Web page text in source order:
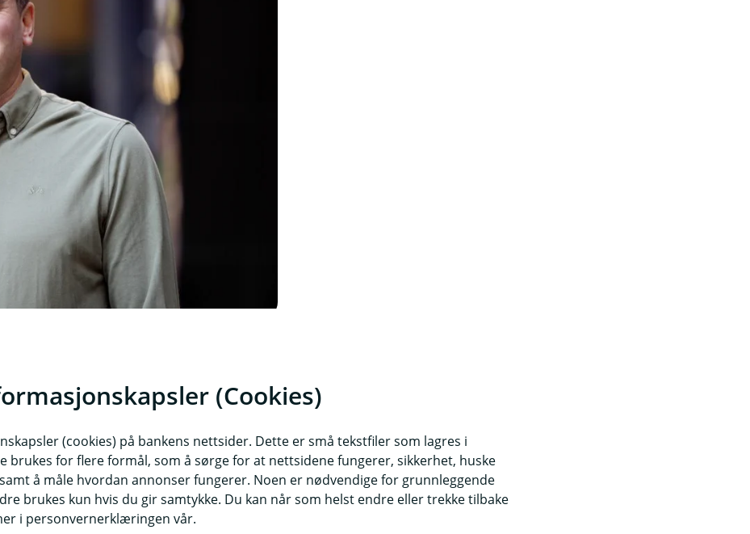
i travle perioder.
alltid ligge i håndbagasjen. Mister du
til det viktigste, sier Antonsen.
(Cookies)
(cookies) på bankens nettsider. Dette er små tekstfiler som lagres i
brukes for flere formål, som å sørge for at nettsidene fungerer, sikkerhet, huske
å måle hvordan annonser fungerer. Noen er nødvendige for grunnleggende
brukes kun hvis du gir samtykke. Du kan når som helst endre eller trekke tilbake
i personvernerklæringen vår.